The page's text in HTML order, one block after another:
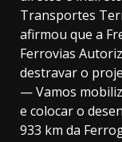
Transportes
afirmou que a
Ferrovias
destravar o
— Vamos
e colocar o
933 km da